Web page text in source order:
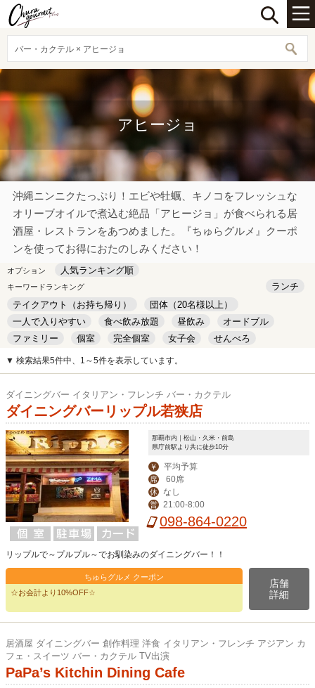
バー・カクテル × アヒージョ
アヒージョ
沖縄ニンニクたっぷり！エビや牡蠣、キノコをフレッシュな
オリーブオイルで煮込む絶品「アヒージョ」が食べられる居
酒屋・レストランをあつめました。『ちゅらグルメ』クーポ
ンを使ってお得におたのしみください！
オプション 人気ランキング順
キーワードランキング
ランチ
テイクアウト（お持ち帰り）
団体（20名様以上）
一人で入りやすい
食べ飲み放題 昼飲み
オードブル
ファミリー
個室 完全個室 女子会
せんべろ
キッズルーム
安い デート
▼ 検索結果5件中、1～5件を表示しています。
ダイニングバー イタリアン・フレンチ バー・カクテル
ダイニングバーリップル若狭店
那覇市内｜松山・久米・前島
県庁前駅より共に徒歩10分
￥ 平均予算
席 60席
休 なし
営 21:00-8:00
098-864-0220
リップルで～プルプル～でお馴染みのダイニングバー！！
ちゅらグルメ クーポン
☆お会計より10%OFF☆
店舗
詳細
居酒屋 ダイニングバー 創作料理 洋食 イタリアン・フレンチ アジアン カ
フェ・スイーツ バー・カクテル TV出演
PaPa’s Kitchin Dining Cafe